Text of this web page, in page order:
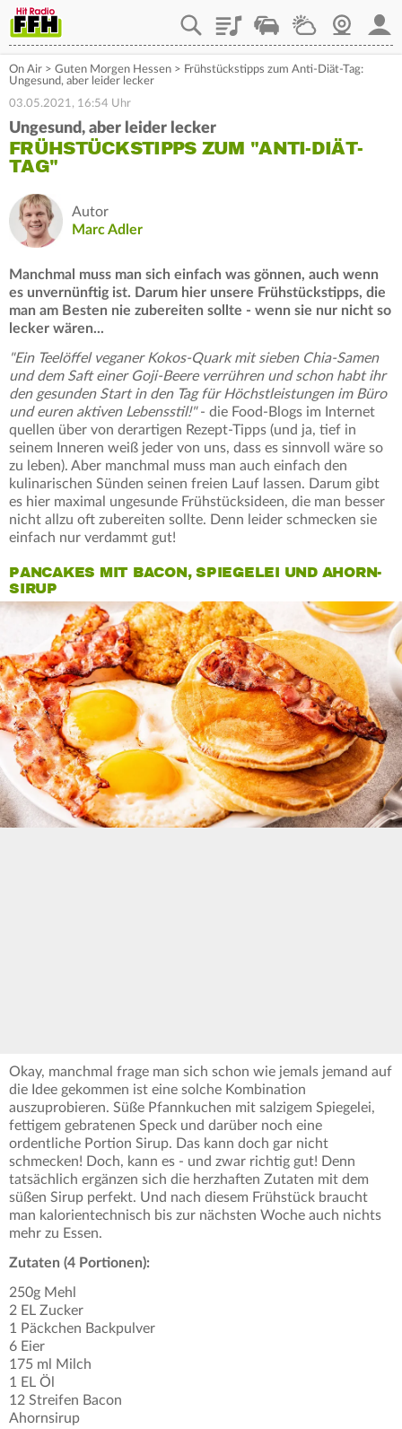
PlaylistStaupilotWetterWebcam
On Air > Guten Morgen Hessen > Frühstückstipps zum Anti-Diät-Tag:
Ungesund, aber leider lecker
03.05.2021, 16:54 Uhr
Ungesund, aber leider lecker
FRÜHSTÜCKSTIPPS ZUM "ANTI-DIÄT-
TAG"
Autor
Marc Adler
Manchmal muss man sich einfach was gönnen, auch wenn
es unvernünftig ist. Darum hier unsere Frühstückstipps, die
man am Besten nie zubereiten sollte - wenn sie nur nicht so
lecker wären...
"Ein Teelöffel veganer Kokos-Quark mit sieben Chia-Samen
und dem Saft einer Goji-Beere verrühren und schon habt ihr
den gesunden Start in den Tag für Höchstleistungen im Büro
und euren aktiven Lebensstil!"- die Food-Blogs im Internet
quellen über von derartigen Rezept-Tipps (und ja, tief in
seinem Inneren weiß jeder von uns, dass es sinnvoll wäre so
zu leben). Aber manchmal muss man auch einfach den
kulinarischen Sünden seinen freien Lauf lassen. Darum gibt
es hier maximal ungesunde Frühstücksideen, die man besser
nicht allzu oft zubereiten sollte. Denn leider schmecken sie
einfach nur verdammt gut!
PANCAKES MIT BACON, SPIEGELEI UND AHORN-
SIRUP
Okay, manchmal frage man sich schon wie jemals jemand auf
die Idee gekommen ist eine solche Kombination
auszuprobieren. Süße Pfannkuchen mit salzigem Spiegelei,
fettigem gebratenen Speck und darüber noch eine
ordentliche Portion Sirup. Das kann doch gar nicht
schmecken! Doch, kann es - und zwar richtig gut! Denn
tatsächlich ergänzen sich die herzhaften Zutaten mit dem
süßen Sirup perfekt. Und nach diesem Frühstück braucht
man kalorientechnisch bis zur nächsten Woche auch nichts
mehr zu Essen.
Zutaten (4 Portionen):
250g Mehl
2 EL Zucker
1 Päckchen Backpulver
6 Eier
175 ml Milch
1 EL Öl
12 Streifen Bacon
Ahornsirup